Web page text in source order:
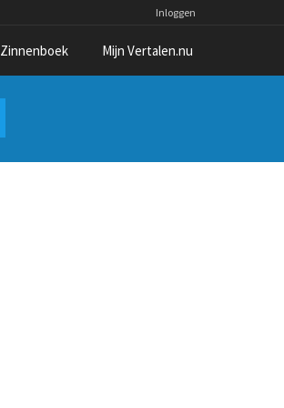
Inloggen
Zinnenboek Mijn Vertalen.nu